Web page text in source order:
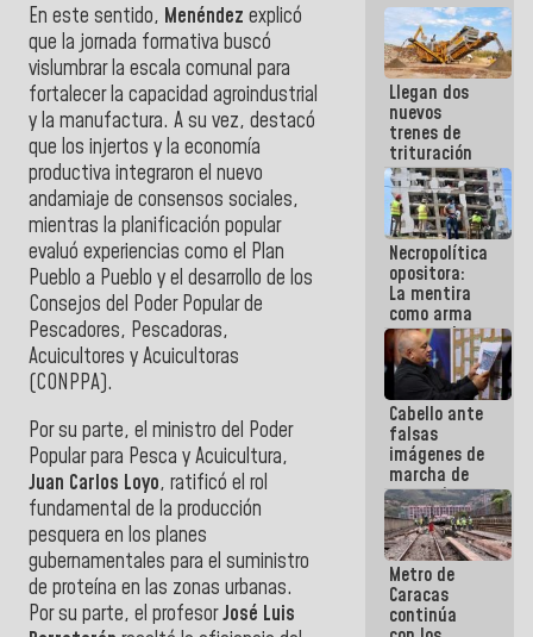
En este sentido, Menéndez explicó
que la jornada formativa buscó
vislumbrar la escala comunal para
fortalecer la capacidad agroindustrial
y la manufactura. A su vez, destacó
que los injertos y la economía
productiva integraron el nuevo
andamiaje de consensos sociales,
mientras la planificación popular
evaluó experiencias como el Plan
Pueblo a Pueblo y el desarrollo de los
Consejos del Poder Popular de
Pescadores, Pescadoras,
Acuicultores y Acuicultoras
(CONPPA).
Por su parte, el ministro del Poder
Popular para Pesca y Acuicultura,
Juan Carlos Loyo, ratificó el rol
fundamental de la producción
pesquera en los planes
gubernamentales para el suministro
de proteína en las zonas urbanas.
Por su parte, el profesorJosé Luis
Llegan dos
nuevos
trenes de
trituración
para
optimizar
manejo de
escombros
en La Guaira
Necropolítica
opositora:
La mentira
como arma
contra el
Pueblo
Cabello ante
falsas
imágenes de
marcha de
extremistas:
Son unos
coberos,
viven de la
mentira
Metro de
Caracas
continúa